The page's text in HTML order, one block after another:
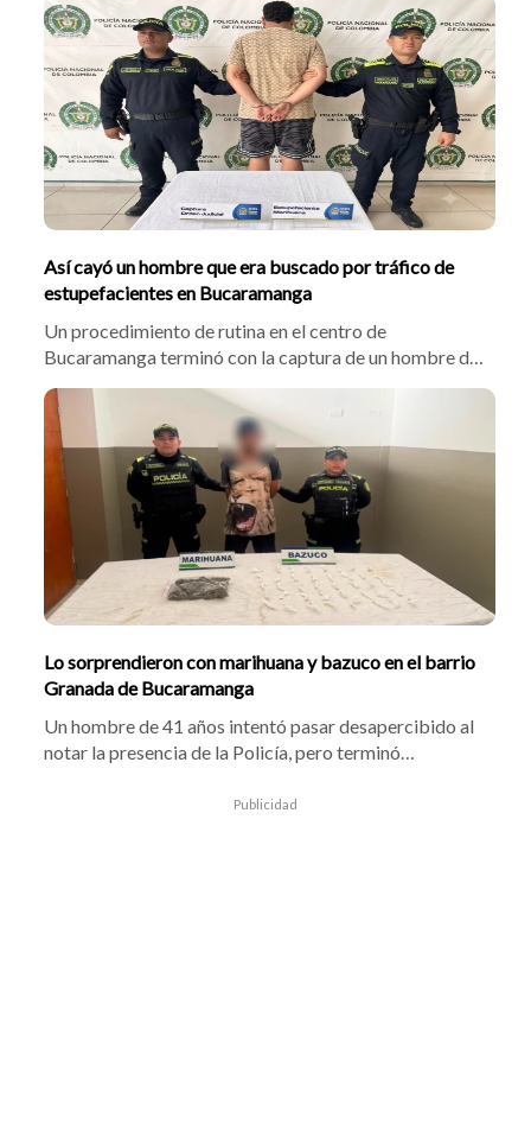
Girón. Tras intentar escapar de los uniformados, fue
interceptado con una escopeta tipo changón y dos
cartuchos en su poder.
Así cayó un hombre que era buscado por tráfico de
estupefacientes en Bucaramanga
Un procedimiento de rutina en el centro de
Bucaramanga terminó con la captura de un hombre de
antecedentes, la Policía estableció que tenía una orden
judicial vigente por el delito de tráfico, fabricación o
porte de estupefacientes.
Lo sorprendieron con marihuana y bazuco en el barrio
Granada de Bucaramanga
Un hombre de 41 años intentó pasar desapercibido al
notar la presencia de la Policía, pero terminó
Según las autoridades, durante el procedimiento le
Publicidad